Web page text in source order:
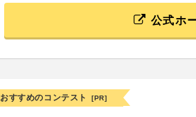
公式ホ
おすすめのコンテスト [PR]